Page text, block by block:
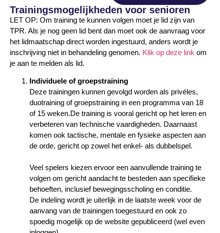
Trainingsmogelijkheden voor senioren
LET OP: Om training te kunnen volgen moet je lid zijn van
TPR. Als je nog geen lid bent dan moet ook de aanvraag voor
het lidmaatschap direct worden ingestuurd, anders wordt je
inschrijving niet in behandeling genomen. Klik op deze link om
je aan te melden als lid.
Individuele of groepstraining
Deze trainingen kunnen gevolgd worden als privéles,
duotraining of groepstraining in een programma van 18
of 15 weken.De training is vooral gericht op het leren en
verbeteren van technische vaardigheden. Daarnaast
komen ook tactische, mentale en fysieke aspecten aan
de orde, gericht op zowel het enkel- als dubbelspel.
Veel spelers kiezen ervoor een aanvullende training te
volgen om gericht aandacht te besteden aan specifieke
behoeften, inclusief bewegingsscholing en conditie.
De indeling wordt je uiterlijk in de laatste week voor de
aanvang van de trainingen toegestuurd en ook zo
spoedig mogelijk op de website gepubliceerd (wel even